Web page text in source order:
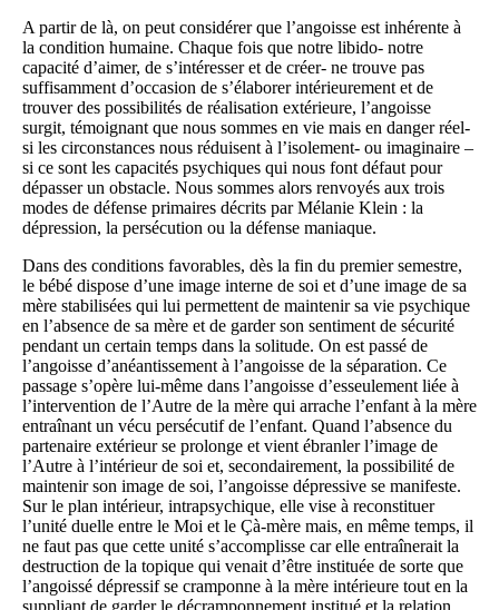
A partir de là, on peut considérer que l’angoisse est inhérente à
la condition humaine. Chaque fois que notre libido- notre
capacité d’aimer, de s’intéresser et de créer- ne trouve pas
suffisamment d’occasion de s’élaborer intérieurement et de
trouver des possibilités de réalisation extérieure, l’angoisse
surgit, témoignant que nous sommes en vie mais en danger réel-
si les circonstances nous réduisent à l’isolement- ou imaginaire –
si ce sont les capacités psychiques qui nous font défaut pour
dépasser un obstacle. Nous sommes alors renvoyés aux trois
modes de défense primaires décrits par Mélanie Klein : la
dépression, la persécution ou la défense maniaque.
Dans des conditions favorables, dès la fin du premier semestre,
le bébé dispose d’une image interne de soi et d’une image de sa
mère stabilisées qui lui permettent de maintenir sa vie psychique
en l’absence de sa mère et de garder son sentiment de sécurité
pendant un certain temps dans la solitude. On est passé de
l’angoisse d’anéantissement à l’angoisse de la séparation. Ce
passage s’opère lui-même dans l’angoisse d’esseulement liée à
l’intervention de l’Autre de la mère qui arrache l’enfant à la mère
entraînant un vécu persécutif de l’enfant. Quand l’absence du
partenaire extérieur se prolonge et vient ébranler l’image de
l’Autre à l’intérieur de soi et, secondairement, la possibilité de
maintenir son image de soi, l’angoisse dépressive se manifeste.
Sur le plan intérieur, intrapsychique, elle vise à reconstituer
l’unité duelle entre le Moi et le Çà-mère mais, en même temps, il
ne faut pas que cette unité s’accomplisse car elle entraînerait la
destruction de la topique qui venait d’être instituée de sorte que
l’angoissé dépressif se cramponne à la mère intérieure tout en la
suppliant de garder le décramponnement institué et la relation